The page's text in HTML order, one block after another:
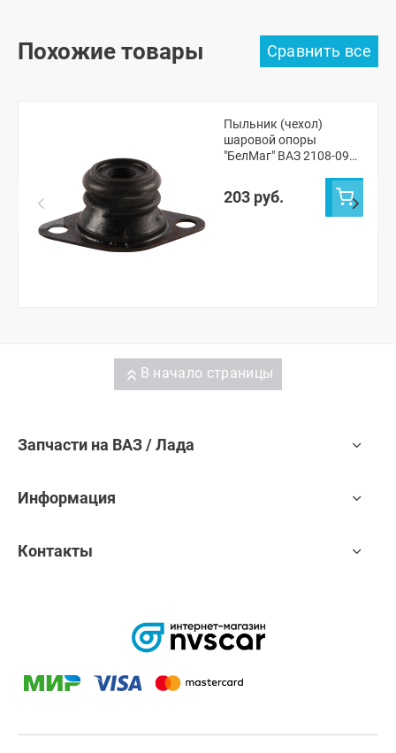
Похожие товары
Пыльник (чехол)
шаровой опоры
"БелМаг" ВАЗ 2108-099,
203 руб.
В начало страницы
Запчасти на ВАЗ / Лада
Информация
Контакты